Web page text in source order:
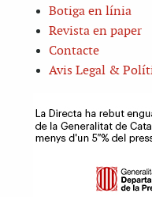
Botiga en línia
Revista en paper
Contacte
Avis Legal &